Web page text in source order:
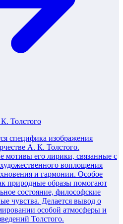
Толстого
специфика изображения
А. К. Толстого.
мотивы его лирики, связанные с
воплощения
и гармонии. Особое
природные образы помогают
состояние, философские
чувства. Делается вывод о
особой атмосферы и
Толстого.